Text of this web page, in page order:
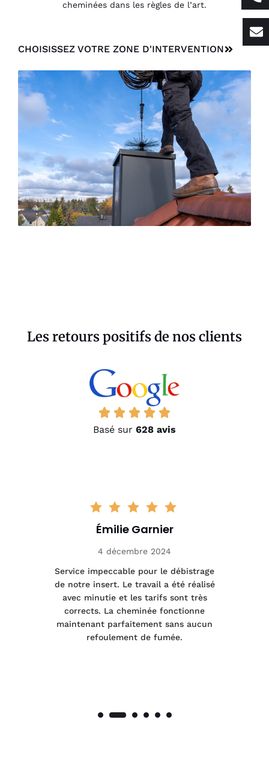
cheminées dans les règles de l’art.
CHOISISSEZ VOTRE ZONE D'INTERVENTION
Les retours positifs de nos clients
Basé sur 628 avis
Émilie Garnier
4 décembre 2024
Service impeccable pour le débistrage
de notre insert. Le travail a été réalisé
avec minutie et les tarifs sont très
corrects. La cheminée fonctionne
maintenant parfaitement sans aucun
refoulement de fumée.